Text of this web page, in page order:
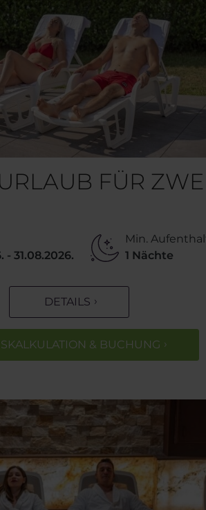
FÜR
- 31.08.2026.
Min.
1 Nächte
DETAILS
& BUCHUNG